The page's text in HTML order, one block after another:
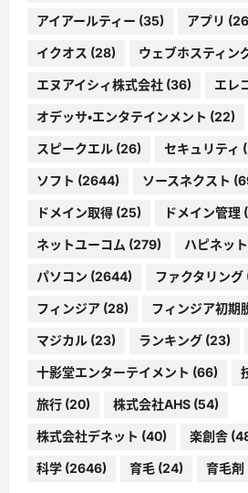
アイアールティー (35) アプリ
イクオス (28) ウェブホスティン
エヌアイシィ株式会社 (36) エレ
オデッサ・エンタテインメント (22)
スピークエル (26) セキュリティ
ソフト (2644) ソースネクスト
ドメイン取得 (25) ドメイン管理
ネットユーコム (279) ハピネッ
パソコン (2644) ファクタリング
フィンジア (28) フィンジア初期
マジカル (23) ランキング (23)
十影堂エンターテイメント (66)
旅行 (20) 株式会社AHS (54)
株式会社デネット (40) 楽創舎
科学 (2646) 育毛 (24) 育毛剤